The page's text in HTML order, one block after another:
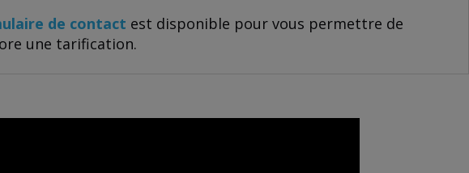
de contact est disponible pour vous permettre de
une tarification.